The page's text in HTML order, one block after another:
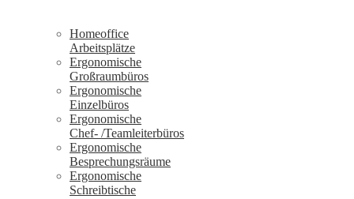
Homeoffice
Arbeitsplätze
Ergonomische
Großraumbüros
Ergonomische
Einzelbüros
Ergonomische
Chef- /Teamleiterbüros
Ergonomische
Besprechungsräume
Ergonomische
Schreibtische